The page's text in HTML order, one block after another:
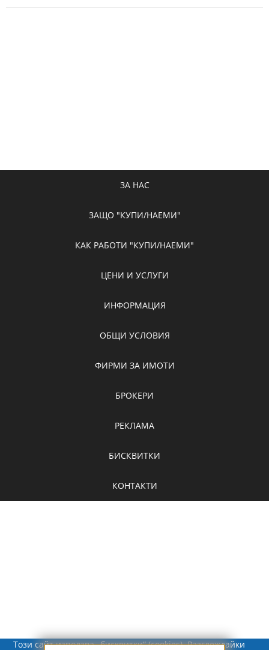
ЗА НАС
ЗАЩО "КУПИ/НАЕМИ"
КАК РАБОТИ "КУПИ/НАЕМИ"
ЦЕНИ И УСЛУГИ
ИНФОРМАЦИЯ
ОБЩИ УСЛОВИЯ
ФИРМИ ЗА ИМОТИ
БРОКЕРИ
РЕКЛАМА
БИСКВИТКИ
КОНТАКТИ
Този сайт използва „бисквитки“ (cookies). Разглеждайки